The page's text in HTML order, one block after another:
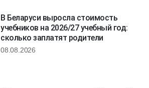
В Беларуси выросла стоимость
учебников на 2026/27 учебный год:
сколько заплатят родители
08.08.2026